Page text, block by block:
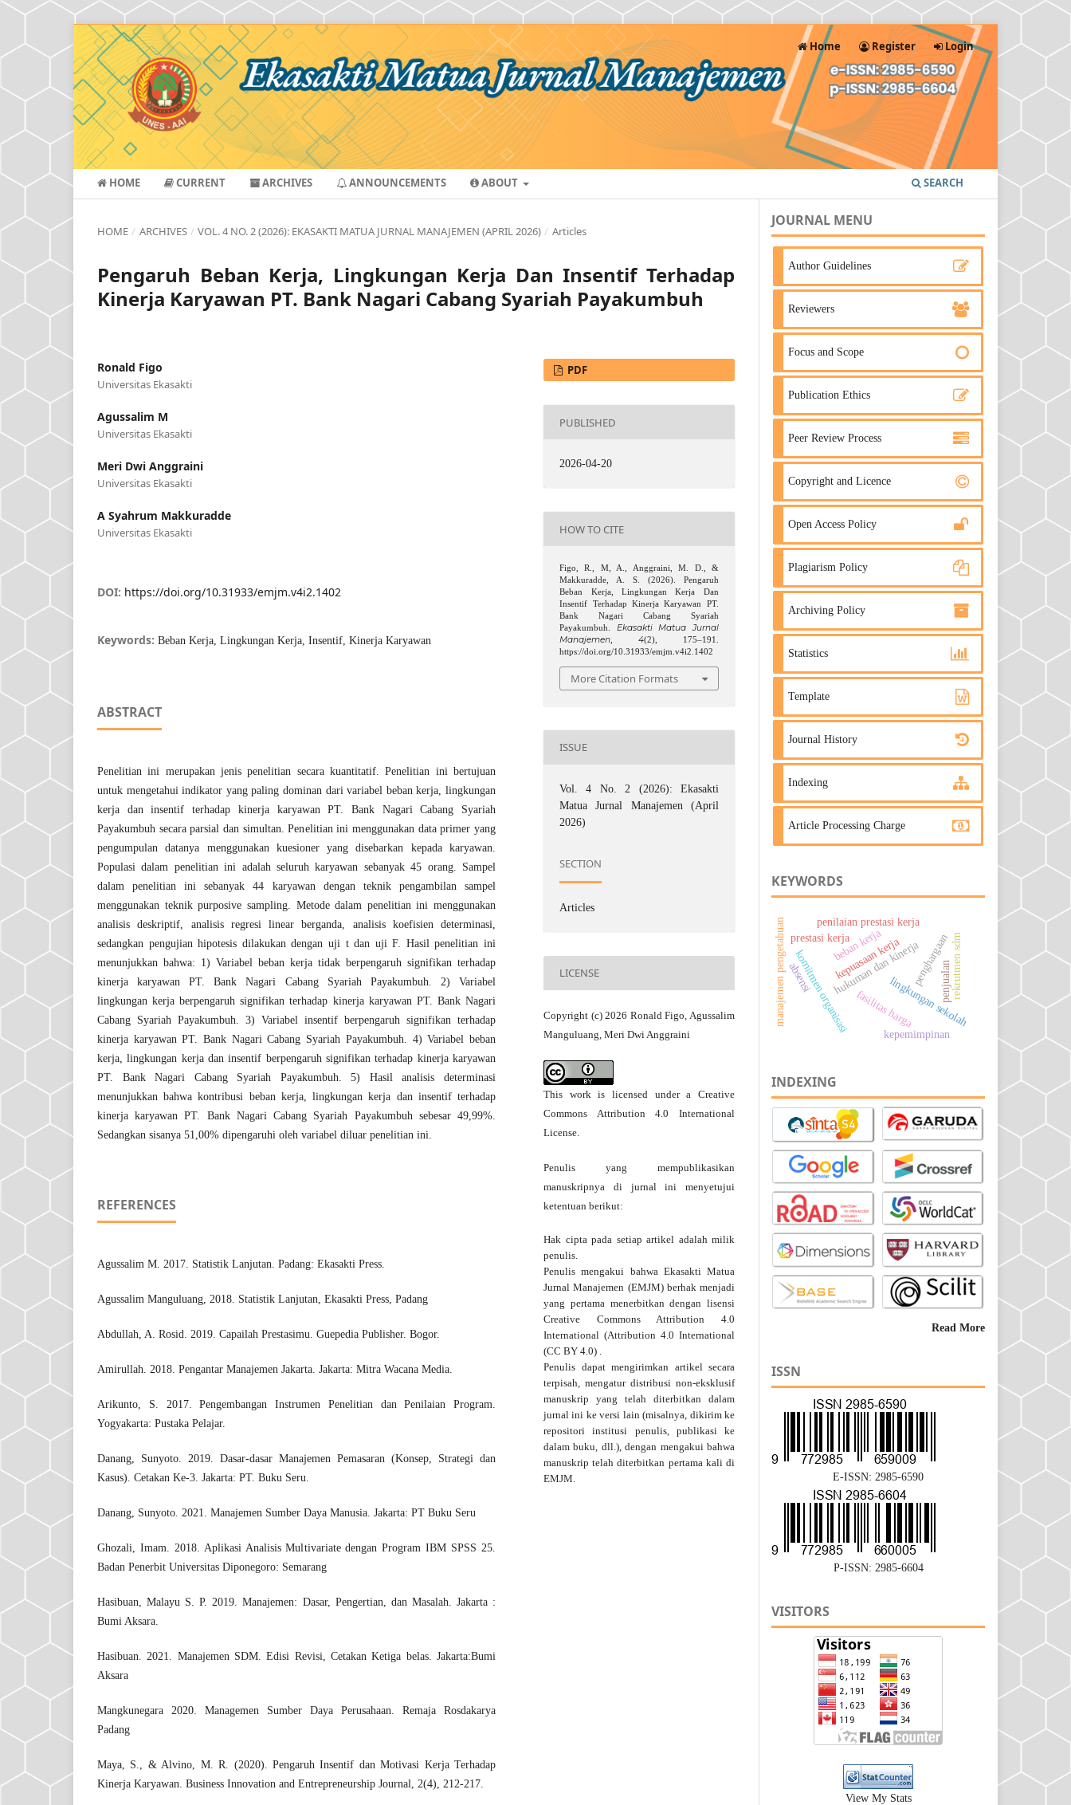
HOME CURRENT ARCHIVES ANNOUNCEMENTS ABOUT SEARCH
Home Register Login
HOME / ARCHIVES / VOL. 4 NO. 2 (2026): EKASAKTI MATUA JURNAL MANAJEMEN (APRIL 2026) / Articles
Pengaruh Beban Kerja, Lingkungan Kerja Dan Insentif Terhadap
Kinerja Karyawan PT. Bank Nagari Cabang Syariah Payakumbuh
Ronald Figo
Universitas Ekasakti
Agussalim M
Universitas Ekasakti
Meri Dwi Anggraini
Universitas Ekasakti
A Syahrum Makkuradde
Universitas Ekasakti
DOI: https://doi.org/10.31933/emjm.v4i2.1402
Keywords: Beban Kerja, Lingkungan Kerja, Insentif, Kinerja Karyawan
ABSTRACT
Penelitian ini merupakan jenis penelitian secara kuantitatif. Penelitian ini bertujuan
untuk mengetahui indikator yang paling dominan dari variabel beban kerja, lingkungan
kerja dan insentif terhadap kinerja karyawan PT. Bank Nagari Cabang Syariah
Payakumbuh secara parsial dan simultan. Penelitian ini menggunakan data primer yang
pengumpulan datanya menggunakan kuesioner yang disebarkan kepada karyawan.
Populasi dalam penelitian ini adalah seluruh karyawan sebanyak 45 orang. Sampel
dalam penelitian ini sebanyak 44 karyawan dengan teknik pengambilan sampel
menggunakan teknik purposive sampling. Metode dalam penelitian ini menggunakan
analisis deskriptif, analisis regresi linear berganda, analisis koefisien determinasi,
sedangkan pengujian hipotesis dilakukan dengan uji t dan uji F. Hasil penelitian ini
menunjukkan bahwa: 1) Variabel beban kerja tidak berpengaruh signifikan terhadap
kinerja karyawan PT. Bank Nagari Cabang Syariah Payakumbuh. 2) Variabel
lingkungan kerja berpengaruh signifikan terhadap kinerja karyawan PT. Bank Nagari
Cabang Syariah Payakumbuh. 3) Variabel insentif berpengaruh signifikan terhadap
kinerja karyawan PT. Bank Nagari Cabang Syariah Payakumbuh. 4) Variabel beban
kerja, lingkungan kerja dan insentif berpengaruh signifikan terhadap kinerja karyawan
PT. Bank Nagari Cabang Syariah Payakumbuh. 5) Hasil analisis determinasi
menunjukkan bahwa kontribusi beban kerja, lingkungan kerja dan insentif terhadap
kinerja karyawan PT. Bank Nagari Cabang Syariah Payakumbuh sebesar 49,99%.
Sedangkan sisanya 51,00% dipengaruhi oleh variabel diluar penelitian ini.
REFERENCES
Agussalim M. 2017. Statistik Lanjutan. Padang: Ekasakti Press.
Agussalim Manguluang, 2018. Statistik Lanjutan, Ekasakti Press, Padang
Abdullah, A. Rosid. 2019. Capailah Prestasimu. Guepedia Publisher. Bogor.
Amirullah. 2018. Pengantar Manajemen Jakarta. Jakarta: Mitra Wacana Media.
Arikunto, S. 2017. Pengembangan Instrumen Penelitian dan Penilaian Program.
Yogyakarta: Pustaka Pelajar.
Danang, Sunyoto. 2019. Dasar-dasar Manajemen Pemasaran (Konsep, Strategi dan
Kasus). Cetakan Ke-3. Jakarta: PT. Buku Seru.
Danang, Sunyoto. 2021. Manajemen Sumber Daya Manusia. Jakarta: PT Buku Seru
Ghozali, Imam. 2018. Aplikasi Analisis Multivariate dengan Program IBM SPSS 25.
Badan Penerbit Universitas Diponegoro: Semarang
Hasibuan, Malayu S. P. 2019. Manajemen: Dasar, Pengertian, dan Masalah. Jakarta :
Bumi Aksara.
Hasibuan. 2021. Manajemen SDM. Edisi Revisi, Cetakan Ketiga belas. Jakarta:Bumi
Aksara
Mangkunegara 2020. Managemen Sumber Daya Perusahaan. Remaja Rosdakarya
Padang
Maya, S., & Alvino, M. R. (2020). Pengaruh Insentif dan Motivasi Kerja Terhadap
Kinerja Karyawan. Business Innovation and Entrepreneurship Journal, 2(4), 212-217.
PDF
PUBLISHED
2026-04-20
HOW TO CITE
Figo, R., M, A., Anggraini, M. D., &
Makkuradde, A. S. (2026). Pengaruh
Beban Kerja, Lingkungan Kerja Dan
Insentif Terhadap Kinerja Karyawan PT.
Bank Nagari Cabang Syariah
Payakumbuh. Ekasakti Matua Jurnal
Manajemen, 4(2), 175–191.
https://doi.org/10.31933/emjm.v4i2.1402
More Citation Formats
ISSUE
Vol. 4 No. 2 (2026): Ekasakti
Matua Jurnal Manajemen (April
2026)
SECTION
Articles
LICENSE
Copyright (c) 2026 Ronald Figo, Agussalim
Manguluang, Meri Dwi Anggraini
This work is licensed under a Creative
Commons Attribution 4.0 International
License
Penulis yang mempublikasikan
manuskripnya di jurnal ini menyetujui
ketentuan berikut:
Hak cipta pada setiap artikel adalah milik
penulis.
Penulis mengakui bahwa Ekasakti Matua
Jurnal Manajemen (EMJM) berhak menjadi
yang pertama menerbitkan dengan lisensi
Creative Commons Attribution 4.0
International (Attribution 4.0 International
(CC BY 4.0) .
Penulis dapat mengirimkan artikel secara
terpisah, mengatur distribusi non-eksklusif
manuskrip yang telah diterbitkan dalam
jurnal ini ke versi lain (misalnya, dikirim ke
repositori institusi penulis, publikasi ke
dalam buku, dll.), dengan mengakui bahwa
manuskrip telah diterbitkan pertama kali di
EMJM.
JOURNAL MENU
Author Guidelines
Reviewers
Focus and Scope
Publication Ethics
Peer Review Process
Copyright and Licence
Open Access Policy
Plagiarism Policy
Archiving Policy
Statistics
Template
Journal History
Indexing
Article Processing Charge
KEYWORDS
beban kerja
hukuman dan kinerja
penilaian prestasi kerja
komitmen organisasi lingkungan sekolah
kepuasaan kerja
prestasi kerja
penjualan
absensi penghargaan
fasilitas harga
rekrutmen sdm
kepemimpinan
manajemen pengetahuan
INDEXING
Read More
ISSN
E-ISSN: 2985-6590
P-ISSN: 2985-6604
VISITORS
View My Stats